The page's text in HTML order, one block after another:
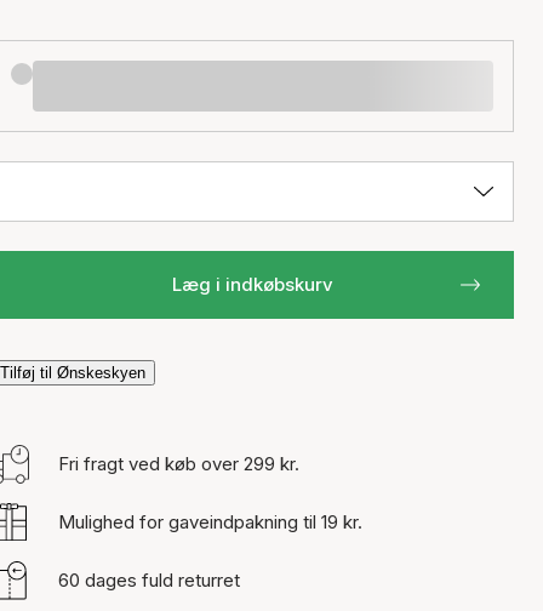
Læg i indkøbskurv
Tilføj til Ønskeskyen
Fri fragt ved køb over 299 kr.
Mulighed for gaveindpakning til 19 kr.
60 dages fuld returret